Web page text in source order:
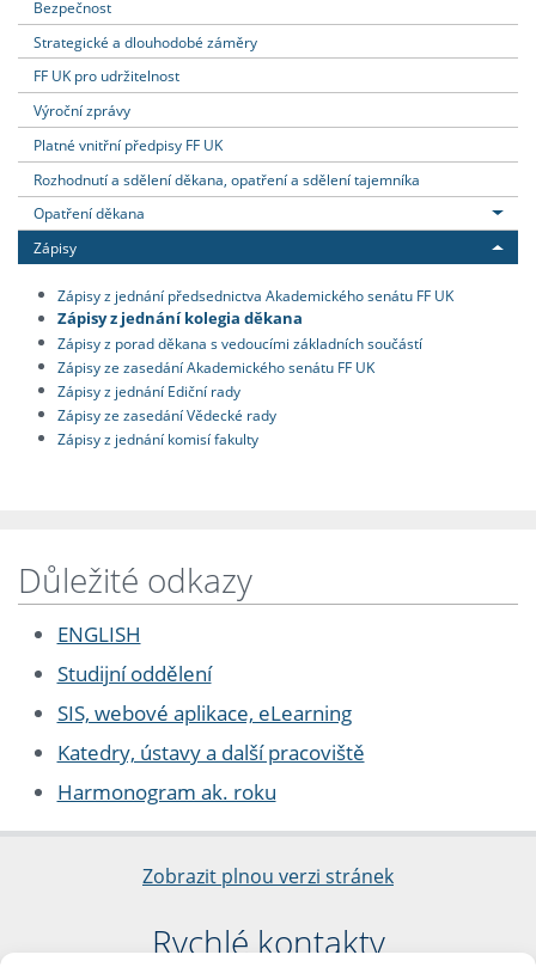
Bezpečnost
Strategické a dlouhodobé záměry
FF UK pro udržitelnost
Výroční zprávy
Platné vnitřní předpisy FF UK
Rozhodnutí a sdělení děkana, opatření a sdělení tajemníka
Opatření děkana
Zápisy
Zápisy z jednání předsednictva Akademického senátu FF UK
Zápisy z jednání kolegia děkana
Zápisy z porad děkana s vedoucími základních součástí
Zápisy ze zasedání Akademického senátu FF UK
Zápisy z jednání Ediční rady
Zápisy ze zasedání Vědecké rady
Zápisy z jednání komisí fakulty
Důležité odkazy
ENGLISH
Studijní oddělení
SIS, webové aplikace, eLearning
Katedry, ústavy a další pracoviště
Harmonogram ak. roku
Zobrazit plnou verzi stránek
Rychlé kontakty